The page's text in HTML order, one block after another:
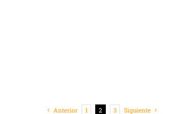
Anterior 1 2 3 Siguiente